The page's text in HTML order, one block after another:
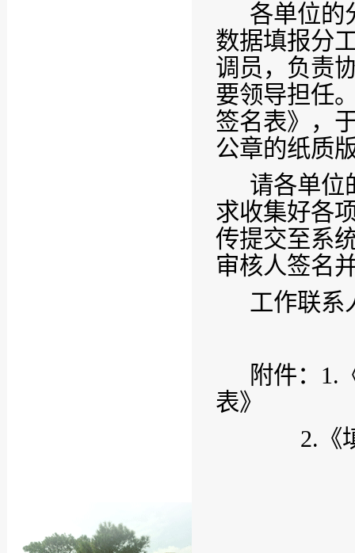
各单位的
数据填报分
调员，负责
要领导担任
签名表》，
公章的纸质
请各单位
求收集好各
传提交至系
审核人签名
工作联系
附件： 1.
表》
2.